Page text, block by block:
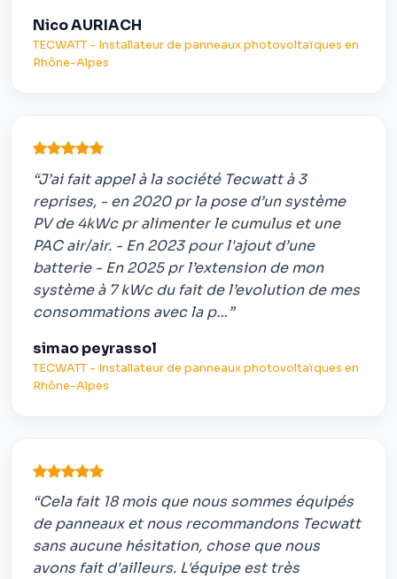
Nico AURIACH
TECWATT - Installateur de panneaux photovoltaïques en
Rhône-Alpes
“J’ai fait appel à la société Tecwatt à 3
reprises, - en 2020 pr la pose d’un système
PV de 4kWc pr alimenter le cumulus et une
PAC air/air. - En 2023 pour l'ajout d’une
batterie - En 2025 pr l’extension de mon
système à 7 kWc du fait de l’evolution de mes
consommations avec la p…”
simao peyrassol
TECWATT - Installateur de panneaux photovoltaïques en
Rhône-Alpes
“Cela fait 18 mois que nous sommes équipés
de panneaux et nous recommandons Tecwatt
sans aucune hésitation, chose que nous
avons fait d'ailleurs. L'équipe est très